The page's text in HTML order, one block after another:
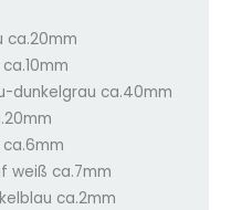
ca.20mm
dunkelgrau ca.40mm
weiß ca.7mm
ca.2mm